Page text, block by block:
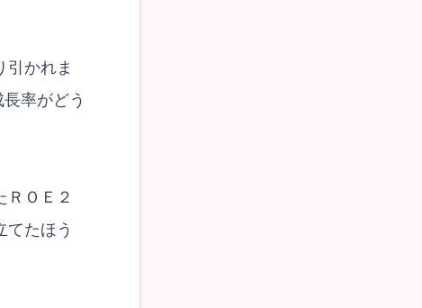
引かれま
率がどう
ＲＯＥ２
てたほう